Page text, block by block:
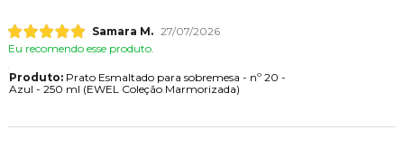
Samara M. 27/07/2026
Eu recomendo esse produto.
Produto:Prato Esmaltado para sobremesa - nº 20 -
Azul - 250 ml (EWEL Coleção Marmorizada)